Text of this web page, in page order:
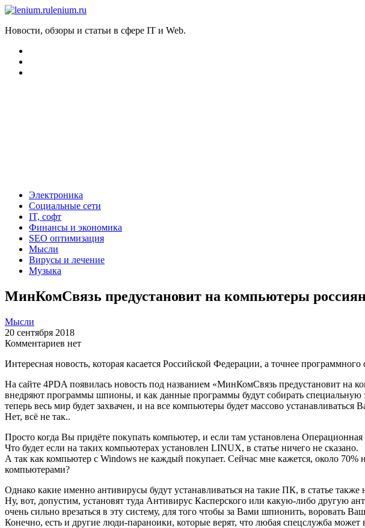
lenium.ru
Новости, обзоры и статьи в сфере IT и Web.
Электроника
Социальные сети
IT, софт
Финансы и экономика
SEO оптимизация
Мысли
Вирусы и лечение
Музыка
МинКомСвязь предустановит на компьютеры
Мысли
20 сентября 2018
Комментариев нет
Интересная новость, которая касается Российской Федерации, а точнее
На сайте 4PDA появилась новость под названием «МинКомСвязь предустановит
внедряют программы шпионы, и как данные программы будут собирать
теперь весь мир будет захвачен, и на все компьютеры будет массово устанавливаться
Нет, всё не так..
Просто когда Вы придёте покупать компьютер, и если там установлена
Что будет если на таких компьютерах установлен LINUX, в статье ничего не сказано.
А так как компьютер с Windows не каждый покупает. Сейчас мне кажется, около
компьютерами?
Однако какие именно антивирусы будут устанавливаться на такие ПК, в статье также
Ну, вот, допустим, установят туда Антивирус Касперского или какую-либо другую
очень сильно врезаться в эту систему, для того чтобы за Вами шпионить, воровать
Конечно, есть и другие люди-параноики, которые верят, что любая спецслужба